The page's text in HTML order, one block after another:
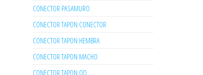
CONECTOR PASAMURO
CONECTOR TAPON CONECTOR
CONECTOR TAPON HEMBRA
CONECTOR TAPON MACHO
CONECTOR TAPON OD